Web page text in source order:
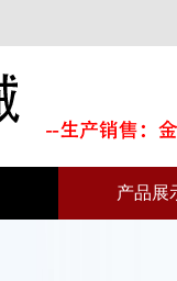
产品展